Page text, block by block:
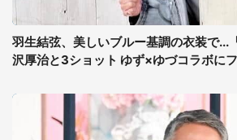
羽生結弦、美しいブルー基調の衣装で...
沢厚治と3ショット ゆず×ゆづコラボに